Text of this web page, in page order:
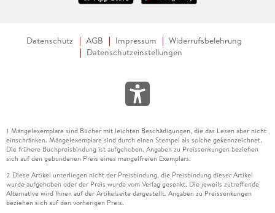
Datenschutz AGB Impressum
Widerrufsbelehrung
Datenschutzeinstellungen
1 Mängelexemplare sind Bücher mit leichten Beschädigungen, die das Lesen aber nicht
einschränken. Mängelexemplare sind durch einen Stempel als solche gekennzeichnet.
Die frühere Buchpreisbindung ist aufgehoben. Angaben zu Preissenkungen beziehen
sich auf den gebundenen Preis eines mangelfreien Exemplars.
2 Diese Artikel unterliegen nicht der Preisbindung, die Preisbindung dieser Artikel
wurde aufgehoben oder der Preis wurde vom Verlag gesenkt. Die jeweils zutreffende
Alternative wird Ihnen auf der Artikelseite dargestellt. Angaben zu Preissenkungen
beziehen sich auf den vorherigen Preis.